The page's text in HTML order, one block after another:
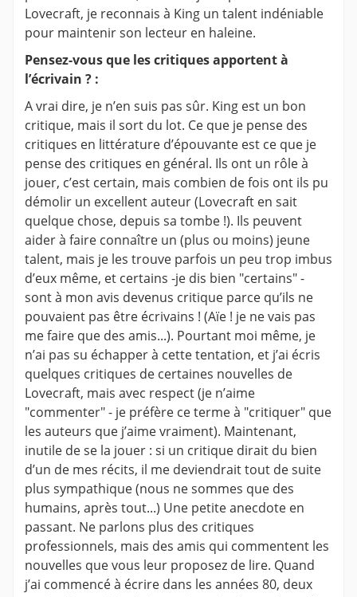
Lovecraft, je reconnais à King un talent indéniable
pour maintenir son lecteur en haleine.
Pensez-vous que les critiques apportent à
l’écrivain ? :
A vrai dire, je n’en suis pas sûr. King est un bon
critique, mais il sort du lot. Ce que je pense des
critiques en littérature d’épouvante est ce que je
pense des critiques en général. Ils ont un rôle à
jouer, c’est certain, mais combien de fois ont ils pu
démolir un excellent auteur (Lovecraft en sait
quelque chose, depuis sa tombe !). Ils peuvent
aider à faire connaître un (plus ou moins) jeune
talent, mais je les trouve parfois un peu trop imbus
d’eux même, et certains -je dis bien "certains" -
sont à mon avis devenus critique parce qu’ils ne
pouvaient pas être écrivains ! (Aïe ! je ne vais pas
me faire que des amis...). Pourtant moi même, je
n’ai pas su échapper à cette tentation, et j’ai écris
quelques critiques de certaines nouvelles de
Lovecraft, mais avec respect (je n’aime
"commenter" - je préfère ce terme à "critiquer" que
les auteurs que j’aime vraiment). Maintenant,
inutile de se la jouer : si un critique dirait du bien
d’un de mes récits, il me deviendrait tout de suite
plus sympathique (nous ne sommes que des
humains, après tout...) Une petite anecdote en
passant. Ne parlons plus des critiques
professionnels, mais des amis qui commentent les
nouvelles que vous leur proposez de lire. Quand
j’ai commencé à écrire dans les années 80, deux